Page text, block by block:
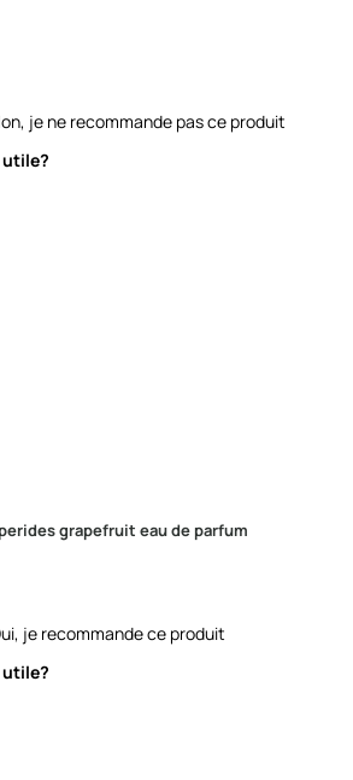
je ne recommande pas ce produit
grapefruit eau de parfum
je recommande ce produit